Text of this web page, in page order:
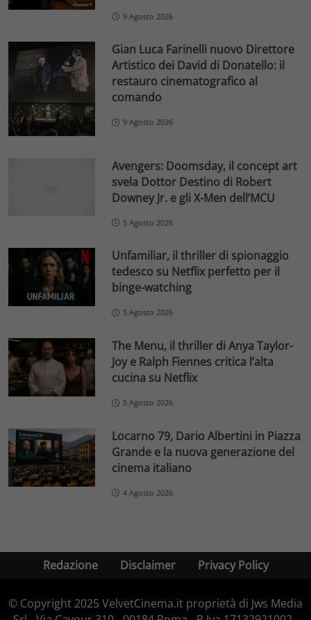
9 Agosto 2026
Gian Luca Farinelli nuovo Direttore
Artistico dei David di Donatello: il
restauro cinematografico al
comando
9 Agosto 2026
Avengers: Doomsday, il concept art
svela Dottor Destino di Robert
Downey Jr. e gli X-Men dell’MCU
5 Agosto 2026
Unfamiliar, il thriller di spionaggio
tedesco su Netflix perfetto per il
binge-watching
5 Agosto 2026
The Menu, il thriller di Anya Taylor-
Joy e Ralph Fiennes critica l’alta
cucina su Netflix
5 Agosto 2026
Locarno 79, Dario Albertini in Piazza
Grande e la nuova generazione del
cinema italiano
4 Agosto 2026
Redazione Disclaimer Privacy Policy
© Copyright 2025 VelvetCinema.it proprietà di Jws Media